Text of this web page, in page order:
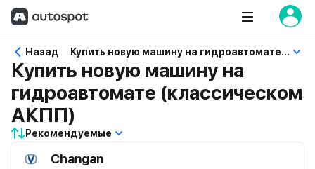
Назад Купить новую машину на гидроавтомате (классическом АКПП)
Купить новую машину на
гидроавтомате (классическом
АКПП)
Рекомендуемые
Changan